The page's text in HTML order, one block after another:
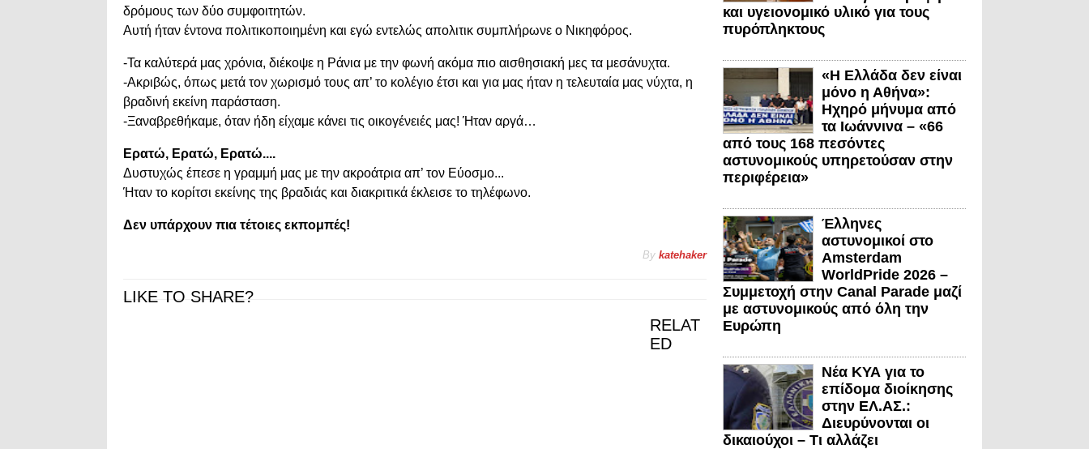
δρόμους των δύο συμφοιτητών.
Αυτή ήταν έντονα πολιτικοποιημένη και εγώ εντελώς απολιτικ συμπλήρωνε ο Νικηφόρος.
-Τα καλύτερά μας χρόνια, διέκοψε η Ράνια με την φωνή ακόμα πιο αισθησιακή μες τα μεσάνυχτα.
-Ακριβώς, όπως μετά τον χωρισμό τους απ’ το κολέγιο έτσι και για μας ήταν η τελευταία μας νύχτα, η
βραδινή εκείνη παράσταση.
-Ξαναβρεθήκαμε, όταν ήδη είχαμε κάνει τις οικογένειές μας! Ήταν αργά…
Ερατώ, Ερατώ, Ερατώ....
Δυστυχώς έπεσε η γραμμή μας με την ακροάτρια απ’ τον Εύοσμο...
Ήταν το κορίτσι εκείνης της βραδιάς και διακριτικά έκλεισε το τηλέφωνο.
Δεν υπάρχουν πια τέτοιες εκπομπές!
By katehaker
LIKE TO SHARE?
RELAT
ED
και υγειονομικό υλικό για τους
πυρόπληκτους
«Η Ελλάδα δεν είναι
μόνο η Αθήνα»:
Ηχηρό μήνυμα από
τα Ιωάννινα – «66
από τους 168 πεσόντες
αστυνομικούς υπηρετούσαν στην
περιφέρεια»
Έλληνες
αστυνομικοί στο
Amsterdam
WorldPride 2026 –
Συμμετοχή στην Canal Parade μαζί
με αστυνομικούς από όλη την
Ευρώπη
Νέα ΚΥΑ για το
επίδομα διοίκησης
στην ΕΛ.ΑΣ.:
Διευρύνονται οι
δικαιούχοι – Τι αλλάζει